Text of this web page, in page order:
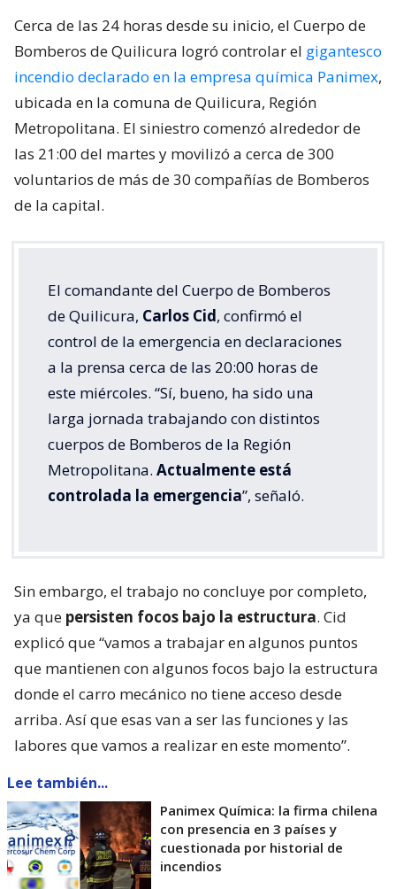
Cerca de las 24 horas desde su inicio, el Cuerpo de
Bomberos de Quilicura logró controlar el gigantesco
incendio declarado en la empresa química Panimex,
ubicada en la comuna de Quilicura, Región
Metropolitana. El siniestro comenzó alrededor de
las 21:00 del martes y movilizó a cerca de 300
voluntarios de más de 30 compañías de Bomberos
de la capital.
El comandante del Cuerpo de Bomberos
de Quilicura, Carlos Cid, confirmó el
control de la emergencia en declaraciones
a la prensa cerca de las 20:00 horas de
este miércoles. “Sí, bueno, ha sido una
larga jornada trabajando con distintos
cuerpos de Bomberos de la Región
Metropolitana. Actualmente está
controlada la emergencia”, señaló.
Sin embargo, el trabajo no concluye por completo,
ya que persisten focos bajo la estructura. Cid
explicó que “vamos a trabajar en algunos puntos
que mantienen con algunos focos bajo la estructura
donde el carro mecánico no tiene acceso desde
arriba. Así que esas van a ser las funciones y las
labores que vamos a realizar en este momento”.
Lee también...
Panimex Química: la firma chilena
con presencia en 3 países y
cuestionada por historial de
incendios